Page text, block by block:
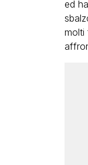
ed
molti